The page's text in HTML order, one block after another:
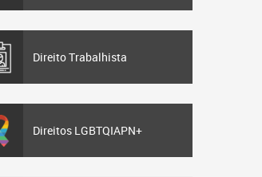
Direito Trabalhista
Direitos LGBTQIAPN+